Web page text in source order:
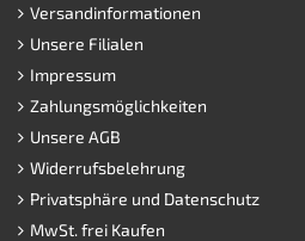
Versandinformationen
Unsere Filialen
Impressum
Zahlungsmöglichkeiten
Unsere AGB
Widerrufsbelehrung
Privatsphäre und Datenschutz
MwSt. frei Kaufen